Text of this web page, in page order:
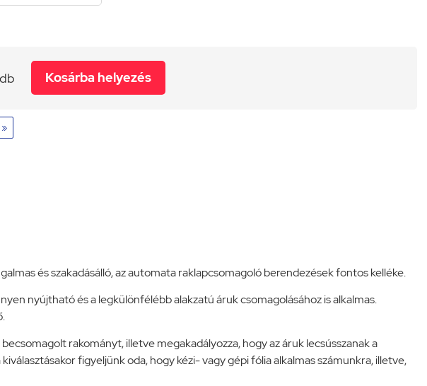
db Kosárba helyezés
és szakadásálló, az automata raklapcsomagoló berendezések fontos kelléke.
nyújtható és a legkülönfélébb alakzatú áruk csomagolásához is alkalmas.
rakományt, illetve megakadályozza, hogy az áruk lecsússzanak a
figyeljünk oda, hogy kézi- vagy gépi fólia alkalmas számunkra, illetve,